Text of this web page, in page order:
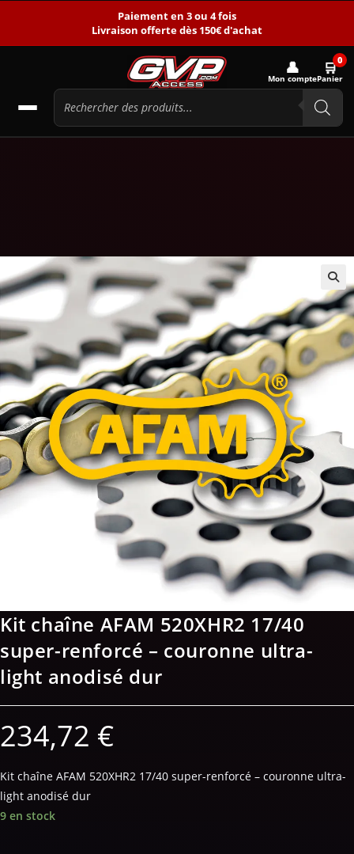
Paiement en 3 ou 4 fois
Livraison offerte dès 150€ d'achat
👤
Mon compte
🛒0
Panier
🔍
Kit chaîne AFAM 520XHR2 17/40
super-renforcé – couronne ultra-
light anodisé dur
234,72 €
Kit chaîne AFAM 520XHR2 17/40 super-renforcé – couronne ultra-
light anodisé dur
9 en stock